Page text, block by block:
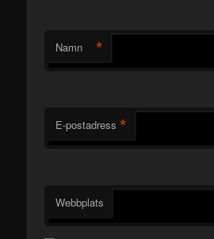
Namn *
E-postadress *
Webbplats